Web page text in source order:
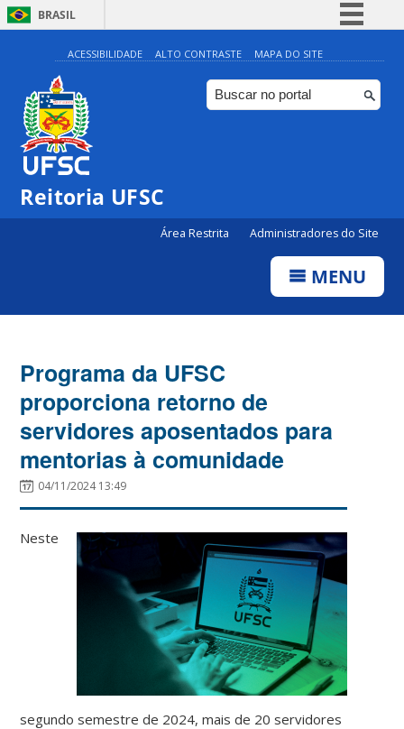
BRASIL
Simplifique!
Comunica BR
Participe
ACESSIBILIDADE ALTO CONTRASTE MAPA DO SITE
Reitoria UFSC
Área Restrita Administradores do Site
MENU
Programa da UFSC
proporciona retorno de
servidores aposentados para
mentorias à comunidade
04/11/2024 13:49
Neste
segundo semestre de 2024, mais de 20 servidores